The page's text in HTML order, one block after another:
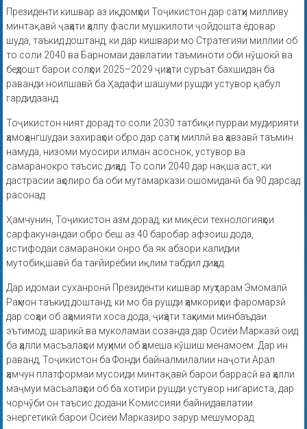
Президенти кишвар аз иқдомҳои Тоҷикистон дар сатҳи милливу
минтақавӣ ҷаҳати ҳаллу фасли мушкилоти ҷойдошта ёдовар
шуда, таъкид доштанд, ки дар кишвари мо Стратегияи миллии об
то соли 2040 ва Барномаи давлатии таъминоти оби нӯшокӣ ва
беҳдошт барои солҳои 2025–2029 ҷиҳати суръат бахшидан ба
раванди ноилшавӣ ба Ҳадафи шашуми рушди устувор қабул
гардидаанд.
Тоҷикистон ният дорад то соли 2030 татбиқи пурраи мудирияти
ҳамоҳангшудаи захираҳои обро дар сатҳи миллӣ ва ҳавзавӣ таъмин
намуда, низоми муосири илман асоснок, устувор ва
самаранокро таъсис диҳад. То соли 2040 дар нақша аст, ки
дастрасии аҳолиро ба оби мутамаркази ошомиданӣ ба 90 дарсад
расонад.
Ҳамчунин, Тоҷикистон азм дорад, ки миқёси технологияҳои
сарфакунандаи обро беш аз 40 баробар афзоиш дода,
истифодаи самараноки онро ба як абзори калидии
мутобиқшавӣ ба тағйирёбии иқлим табдил диҳад.
Дар идомаи суханронӣ Президенти кишвар муҳтарам Эмомалӣ
Раҳмон таъкид доштанд, ки мо ба рушди ҳамкориҳои фаромарзӣ
дар соҳаи об аҳамияти хоса дода, ҷиҳати таҳкими минбаъдаи
эътимод, шарикӣ ва муколамаи созанда дар Осиёи Марказӣ оид
ба ҳалли масъалаҳои муҳими об ҳамеша кӯшиш менамоем. Дар ин
раванд, Тоҷикистон ба Фонди байналмилалии наҷоти Арал
ҳамчун платформаи мусоиди минтақавӣ барои баррасӣ ва ҳалли
маҷмуи масъалаҳои об ба хотири рушди устувор нигариста, дар
чорчӯби он таъсис додани Комиссияи байнидавлатии
энергетикӣ барои Осиёи Марказиро зарур мешуморад.